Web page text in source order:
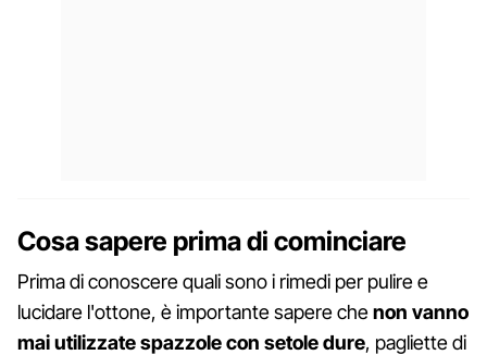
Cosa sapere prima di cominciare
Prima di conoscere quali sono i rimedi per pulire e
lucidare l'ottone, è importante sapere chenon vanno
mai utilizzate spazzole con setole dure, pagliette di